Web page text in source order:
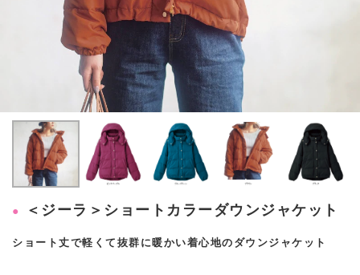
＜ジーラ＞ショートカラーダウンジャケット
ショート丈で軽くて抜群に暖かい着心地のダウンジャケット